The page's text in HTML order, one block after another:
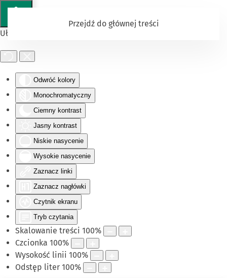
Ułatwienia dostępu
Odwróć kolory
Monochromatyczny
Ciemny kontrast
Jasny kontrast
Niskie nasycenie
Wysokie nasycenie
Zaznacz linki
Zaznacz nagłówki
Czytnik ekranu
Tryb czytania
Skalowanie treści 100%
Czcionka 100%
Wysokość linii 100%
Odstęp liter 100%
Przejdź do głównej treści